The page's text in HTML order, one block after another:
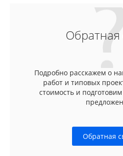
Обратная
Подробно расскажем о
работ и типовых
стоимость и
Обратная